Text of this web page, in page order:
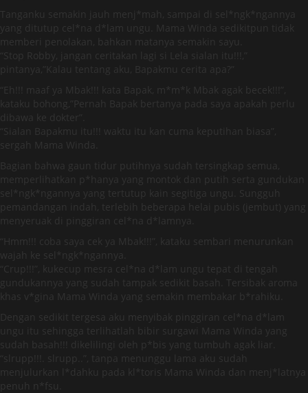
Tanganku semakin jauh menj*mah, sampai di sel*ngk*ngannya
yang ditutup cel*na d*lam ungu. Mama Winda sedikitpun tidak
memberi penolakan, bahkan matanya semakin sayu.
“Stop Robby, jangan ceritakan lagi si Lela sialan itu!!!,”
pintanya,”Kalau tentang aku, Bapakmu cerita apa?”
“Eh!!! maaf ya Mbak!!! kata Bapak, m*m*k Mbak agak becek!!!”,
kataku bohong,”Pernah Bapak bertanya pada saya apakah perlu
dibawa ke dokter”.
“Sialan Bapakmu itu!!! waktu itu kan cuma keputihan biasa”,
sergah Mama Winda.
Bagian bahwa gaun tidur putihnya sudah tersingkap semua,
memperlihatkan p*hanya yang montok dan putih serta gundukan
sel*ngk*ngannya yang tertutup kain segitiga ungu. Sungguh
pemandangan indah, terlebih beberapa helai pubis (jembut) yang
menyeruak di pinggiran cel*na d*lamnya.
“Hmm!!! coba saya cek ya Mbak!!!”, kataku sembari menurunkan
wajah ke sel*ngk*ngannya.
“Crup!!!”, kukecup mesra cel*na d*lam ungu tepat di tengah
gundukannya yang sudah tampak sedikit basah. Tersibak aroma
khas v*gina Mama Winda yang semakin membakar b*rahiku.
Dengan sedikit tergesa aku menyibak pinggiran cel*na d*lam
ungu itu sehingga terlihatlah bibir surgawi Mama Winda yang
sudah basah!!! dikelilingi oleh p*bis yang tumbuh agak liar.
“slrupp!!!. slrupp..”, tanpa menunggu lama aku sudah
menjulurkan l*dahku pada kl*toris Mama Winda dan menj*latnya
penuh n*fsu.